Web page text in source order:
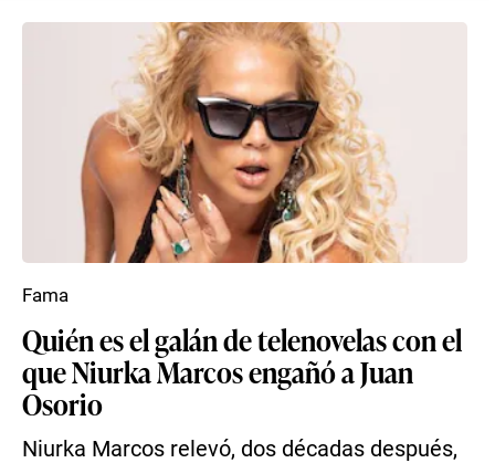
Quién es el galán de telenovelas con el
que Niurka Marcos engañó a Juan
Osorio
Niurka Marcos relevó, dos décadas después,
Fama